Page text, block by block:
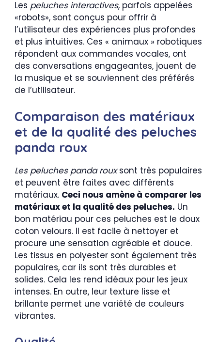
Les peluches interactives, parfois appelées
«robots», sont conçus pour offrir à
l’utilisateur des expériences plus profondes
et plus intuitives. Ces « animaux » robotiques
répondent aux commandes vocales, ont
des conversations engageantes, jouent de
la musique et se souviennent des préférés
de l’utilisateur.
Comparaison des matériaux
et de la qualité des peluches
panda roux
Les peluches panda rouxsont très populaires
et peuvent être faites avec différents
matériaux. Ceci nous amène à comparer les
matériaux et la qualité des peluches. Un
bon matériau pour ces peluches est le doux
coton velours. Il est facile à nettoyer et
procure une sensation agréable et douce.
Les tissus en polyester sont également très
populaires, car ils sont très durables et
solides. Cela les rend idéaux pour les jeux
intenses. En outre, leur texture lisse et
brillante permet une variété de couleurs
vibrantes.